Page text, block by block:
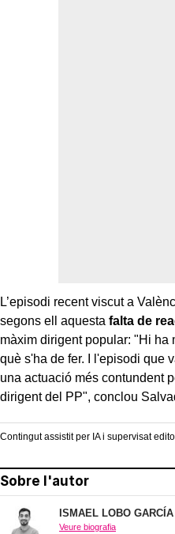
L’episodi recent viscut a
segons ell aquesta falta de
màxim dirigent popular: "Hi ha
què s'ha de fer. I l'episodi que
una actuació més contundent
dirigent del PP", conclou
Contingut assistit per IA i supervisat
Sobre l'autor
ISMAEL LOBO GARCÍA
Veure biografia